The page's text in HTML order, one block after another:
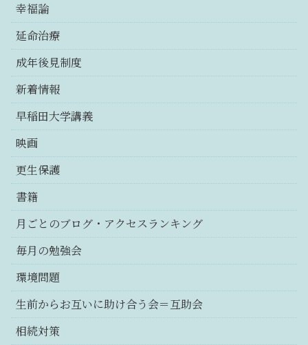
幸福論
延命治療
成年後見制度
新着情報
早稲田大学講義
映画
更生保護
書籍
月ごとのブログ・アクセスランキング
毎月の勉強会
環境問題
生前からお互いに助け合う会＝互助会
相続対策